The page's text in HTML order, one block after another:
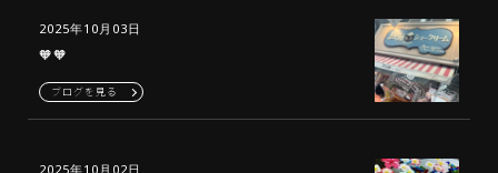
2025年10月03日
🧡🧡
ブログを見る
2025年10月02日